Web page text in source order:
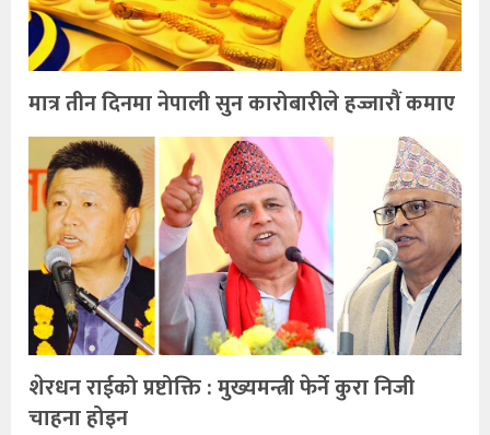
मात्र तीन दिनमा नेपाली सुन कारोबारीले हज्जारौं कमाए
शेरधन राईको प्रष्टोक्ति : मुख्यमन्त्री फेर्ने कुरा निजी
चाहना होइन